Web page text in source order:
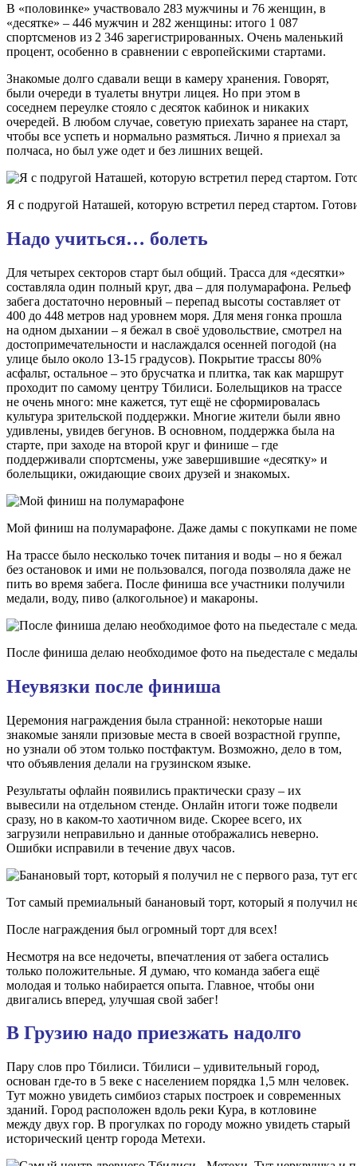
В «половинке» участвовало 283 мужчины и 76 женщин, в
«десятке» – 446 мужчин и 282 женщины: итого 1 087
спортсменов из 2 346 зарегистрированных. Очень маленький
процент, особенно в сравнении с европейскими стартами.
Знакомые долго сдавали вещи в камеру хранения. Говорят,
были очереди в туалеты внутри лицея. Но при этом в
соседнем переулке стояло с десяток кабинок и никаких
очередей. В любом случае, советую приехать заранее на старт,
чтобы все успеть и нормально размяться. Лично я приехал за
полчаса, но был уже одет и без лишних вещей.
Я с подругой Наташей, которую встретил перед стартом.
Надо учиться… болеть
Для четырех секторов старт был общий. Трасса для «десятки»
составляла один полный круг, два – для полумарафона. Рельеф
забега достаточно неровный – перепад высоты составляет от
400 до 448 метров над уровнем моря. Для меня гонка прошла
на одном дыхании – я бежал в своё удовольствие, смотрел на
достопримечательности и наслаждался осенней погодой (на
улице было около 13-15 градусов). Покрытие трассы 80%
асфальт, остальное – это брусчатка и плитка, так как маршрут
проходит по самому центру Тбилиси. Болельщиков на трассе
не очень много: мне кажется, тут ещё не сформировалась
культура зрительской поддержки. Многие жители были явно
удивлены, увидев бегунов. В основном, поддержка была на
старте, при заходе на второй круг и финише – где
поддерживали спортсмены, уже завершившие «десятку» и
болельщики, ожидающие своих друзей и знакомых.
Мой финиш на полумарафоне. Даже дамы с покупками не
На трассе было несколько точек питания и воды – но я бежал
без остановок и ими не пользовался, погода позволяла даже не
пить во время забега. После финиша все участники получили
медали, воду, пиво (алкогольное) и макароны.
После финиша делаю необходимое фото на пьедестале с
Неувязки после финиша
Церемония награждения была странной: некоторые наши
знакомые заняли призовые места в своей возрастной группе,
но узнали об этом только постфактум. Возможно, дело в том,
что объявления делали на грузинском языке.
Результаты офлайн появились практически сразу – их
вывесили на отдельном стенде. Онлайн итоги тоже подвели
сразу, но в каком-то хаотичном виде. Скорее всего, их
загрузили неправильно и данные отображались неверно.
Ошибки исправили в течение двух часов.
Тот самый премиальный банановый торт, который я получил не
После награждения был огромный торт для всех!
Несмотря на все недочеты, впечатления от забега остались
только положительные. Я думаю, что команда забега ещё
молодая и только набирается опыта. Главное, чтобы они
двигались вперед, улучшая свой забег!
В Грузию надо приезжать надолго
Пару слов про Тбилиси. Тбилиси – удивительный город,
основан где-то в 5 веке с населением порядка 1,5 млн человек.
Тут можно увидеть симбиоз старых построек и современных
зданий. Город расположен вдоль реки Кура, в котловине
между двух гор. В прогулках по городу можно увидеть старый
исторический центр города Метехи.